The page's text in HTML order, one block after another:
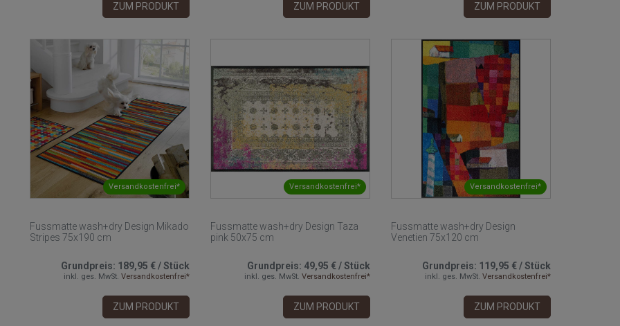
ZUM PRODUKT ZUM PRODUKT ZUM PRODUKT
Versandkostenfrei*
Fussmatte wash+dry Design Mikado
Stripes 75x190 cm
Grundpreis: 189,95 €/Stück
inkl. ges. MwSt. Versandkostenfrei*
ZUM PRODUKT
Versandkostenfrei*
Fussmatte wash+dry Design Taza
pink 50x75 cm
Grundpreis: 49,95 €/Stück
inkl. ges. MwSt. Versandkostenfrei*
ZUM PRODUKT
Versandkostenfrei*
Fussmatte wash+dry Design
Venetien 75x120 cm
Grundpreis: 119,95 €/Stück
inkl. ges. MwSt. Versandkostenfrei*
ZUM PRODUKT